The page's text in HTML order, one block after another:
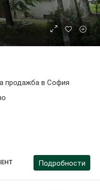
продажба в София
Подробности